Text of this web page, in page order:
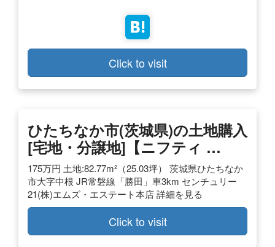
Click to visit
ひたちなか市(茨城県)の土地購入
[宅地・分譲地]【ニフティ …
175万円 土地:82.77m²（25.03坪） 茨城県ひたちなか
市大字中根 JR常磐線「勝田」車3km センチュリー
21(株)エムズ・エステート本店 詳細を見る
Click to visit